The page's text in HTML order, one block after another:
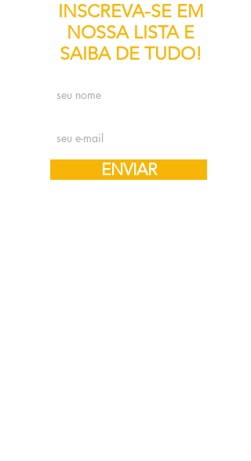
INSCREVA-SE EM
NOSSA LISTA E
SAIBA DE TUDO!
ENVIAR